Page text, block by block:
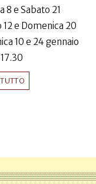
e Sabato 21
e Domenica 20
10 e 24 gennaio